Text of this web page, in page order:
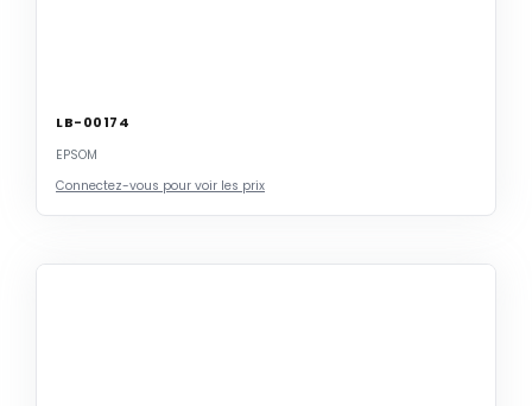
LB-00174
EPSOM
Connectez-vous pour voir les prix